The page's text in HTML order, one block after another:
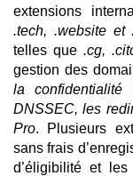
extensions
.tech, .website et
telles que .cg,
gestion des
la confidentialité
DNSSEC, les
Pro. Plusieurs
sans frais
d’éligibilité et